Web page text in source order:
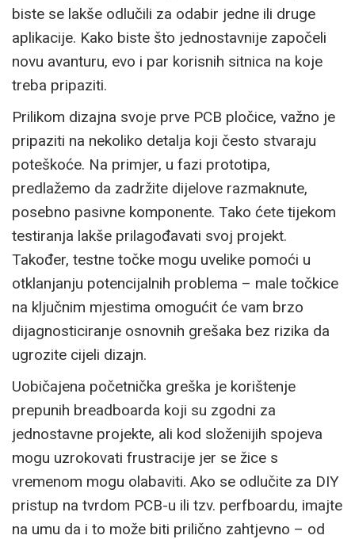
biste se lakše odlučili za odabir jedne ili druge
aplikacije. Kako biste što jednostavnije započeli
novu avanturu, evo i par korisnih sitnica na koje
treba pripaziti.
Prilikom dizajna svoje prve PCB pločice, važno je
pripaziti na nekoliko detalja koji često stvaraju
poteškoće. Na primjer, u fazi prototipa,
predlažemo da zadržite dijelove razmaknute,
posebno pasivne komponente. Tako ćete tijekom
testiranja lakše prilagođavati svoj projekt.
Također, testne točke mogu uvelike pomoći u
otklanjanju potencijalnih problema – male točkice
na ključnim mjestima omogućit će vam brzo
dijagnosticiranje osnovnih grešaka bez rizika da
ugrozite cijeli dizajn.
Uobičajena početnička greška je korištenje
prepunih breadboarda koji su zgodni za
jednostavne projekte, ali kod složenijih spojeva
mogu uzrokovati frustracije jer se žice s
vremenom mogu olabaviti. Ako se odlučite za DIY
pristup na tvrdom PCB-u ili tzv. perfboardu, imajte
na umu da i to može biti prilično zahtjevno – od